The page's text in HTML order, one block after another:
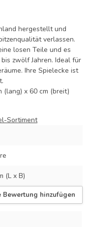
hergestellt und
verlassen.
losen Teile und es
zwölf Jahren. Ideal für
Ihre Spielecke ist
(lang) x 60 cm (breit)
Sortiment
(L x B)
Bewertung hinzufügen